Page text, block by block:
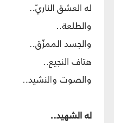
له العشق الناريّ..
والطلعة..
والجسد الممزّق..
هتاف النجيع..
والصوت والنشيد..
له الشهيد..